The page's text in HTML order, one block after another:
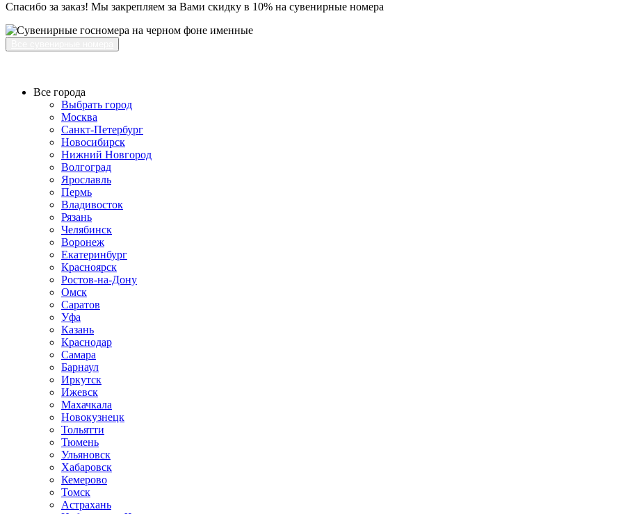
Спасибо за заказ! Мы закрепляем за Вами скидку в 10% на сувенирные номера
Все города
Выбрать город
Москва
Санкт-Петербург
Новосибирск
Нижний Новгород
Волгоград
Ярославль
Пермь
Владивосток
Рязань
Челябинск
Воронеж
Екатеринбург
Красноярск
Ростов-на-Дону
Омск
Саратов
Уфа
Казань
Краснодар
Самара
Барнаул
Иркутск
Ижевск
Махачкала
Новокузнецк
Тольятти
Тюмень
Ульяновск
Хабаровск
Кемерово
Томск
Астрахань